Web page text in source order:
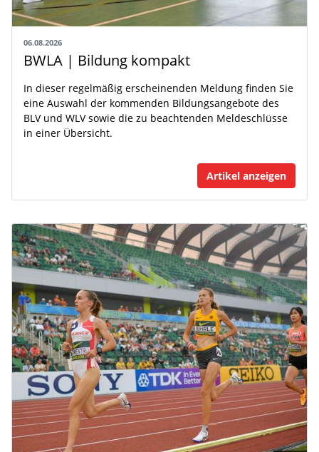
06.08.2026
BWLA | Bildung kompakt
In dieser regelmäßig erscheinenden Meldung finden Sie
eine Auswahl der kommenden Bildungsangebote des
BLV und WLV sowie die zu beachtenden Meldeschlüsse
in einer Übersicht.
Artikel anzeigen